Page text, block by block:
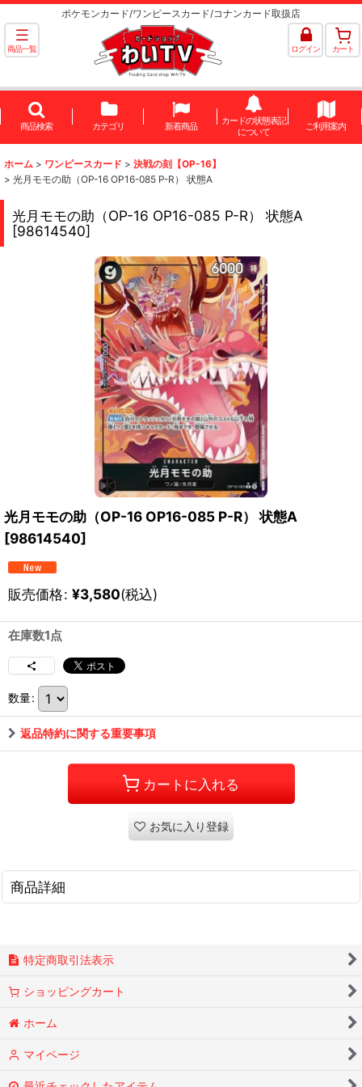
ポケモンカード/ワンピースカード/コナンカード取扱店
商品一覧 ログイン カート
商品検索 カテゴリ 新着商品
カードの状態表記
について
ご利用案内
ホーム > ワンピースカード > 決戦の刻【OP-16】
> 光月モモの助（OP-16 OP16-085 P-R） 状態A
光月モモの助（OP-16 OP16-085 P-R） 状態A
[98614540]
光月モモの助（OP-16 OP16-085 P-R） 状態A
[98614540]
販売価格: ¥3,580(税込)
在庫数1点
数量:
返品特約に関する重要事項
カートに入れる
お気に入り登録
商品詳細
特定商取引法表示
ショッピングカート
ホーム
マイページ